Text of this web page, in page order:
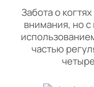
Забота о
внимания, но
частью